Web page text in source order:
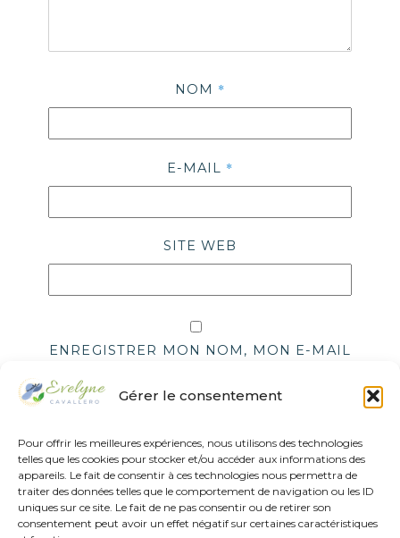
Gérer le consentement
Pour offrir les meilleures expériences, nous utilisons des technologies
telles que les cookies pour stocker et/ou accéder aux informations des
appareils. Le fait de consentir à ces technologies nous permettra de
traiter des données telles que le comportement de navigation ou les ID
uniques sur ce site. Le fait de ne pas consentir ou de retirer son
consentement peut avoir un effet négatif sur certaines caractéristiques
NOM *
E-MAIL *
SITE WEB
ENREGISTRER MON NOM, MON E-MAIL
POUR MON PROCHAIN COMMENTAIRE.
Laisser un commentaire
ALTERNATIVE: